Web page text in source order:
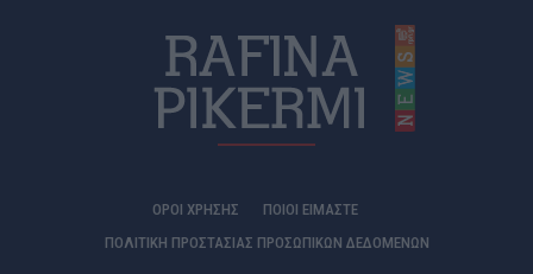
ΟΡΟΙ ΧΡΗΣΗΣ
ΠΟΙΟΊ ΕΊΜΑΣΤΕ
ΠΟΛΙΤΙΚΗ ΠΡΟΣΤΑΣΙΑΣ ΠΡΟΣΩΠΙΚΩΝ ΔΕΔΟΜΕΝΩΝ